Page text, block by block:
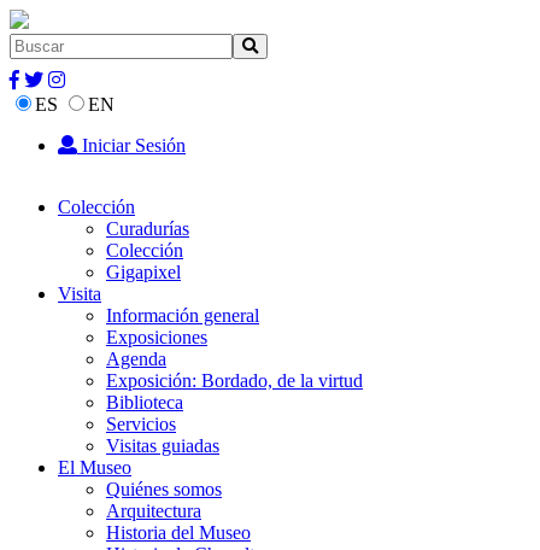
ES
EN
Iniciar Sesión
Colección
Curadurías
Colección
Gigapixel
Visita
Información general
Exposiciones
Agenda
Exposición: Bordado, de la virtud
Biblioteca
Servicios
Visitas guiadas
El Museo
Quiénes somos
Arquitectura
Historia del Museo